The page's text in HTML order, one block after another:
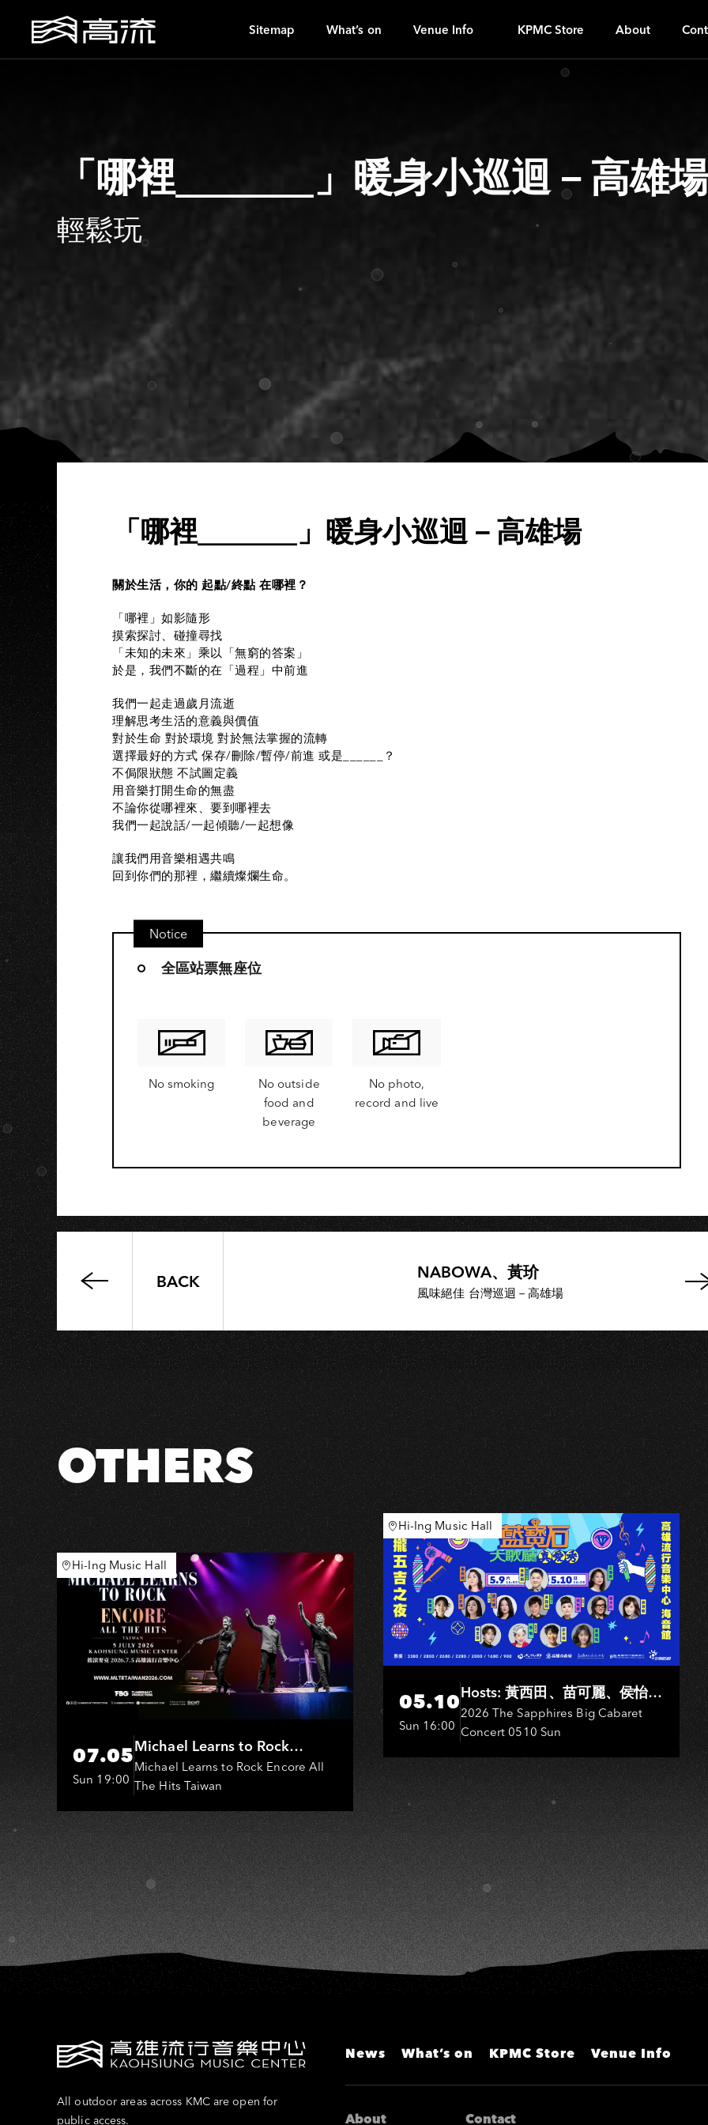
Sitemap What’s on Venue Info KPMC Store About
「哪裡_______」暖身小巡迴－高雄場
輕鬆玩
「哪裡_______」暖身小巡迴－高雄場
關於生活，你的 起點/終點 在哪裡？
「哪裡」如影隨形
摸索探討、碰撞尋找
「未知的未來」乘以「無窮的答案」
於是，我們不斷的在「過程」中前進
我們一起走過歲月流逝
理解思考生活的意義與價值
對於生命 對於環境 對於無法掌握的流轉
選擇最好的方式 保存/刪除/暫停/前進 或是______？
不侷限狀態 不試圖定義
用音樂打開生命的無盡
不論你從哪裡來、要到哪裡去
我們一起說話/一起傾聽/一起想像
讓我們用音樂相遇共鳴
回到你們的那裡，繼續燦爛生命。
Notice
全區站票無座位
No smoking
No outside
food and
beverage
No photo,
record and live
籮
筐
的
討
厭
鬼》
BACK NABOWA、黃玠
風味絕佳 台灣巡迴－高雄場
OTHERS
Hi-Ing Music Hall
07.05
Sun 19:00
Michael Learns to Rock
(MLTR)
Michael Learns to Rock Encore All
The Hits Taiwan
Hi-Ing Music Hall
05.10
Sun 16:00
Hosts: 黃西田、苗可麗、侯怡
君．Entertainers: 葉啟田、鳥來
嬤-吳敏、王彩樺、王瑞霞、吳
淑敏、施文彬、邵大倫、曹雅
雯、陳孟賢、黃露瑤
2026 The Sapphires Big Cabaret
Concert 0510 Sun
All outdoor areas across KMC are open for
public access.
News What’s on KPMC Store Venue Info
About Contact